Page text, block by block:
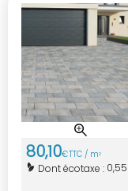
80,10€TTC / m2
Dont écotaxe : 0,55